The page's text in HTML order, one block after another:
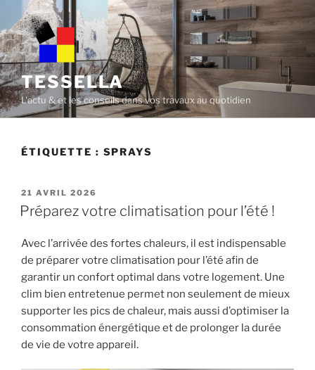
content
TESSELLA
L'actu & et les conseils dans vos travaux au quotidien
ÉTIQUETTE : SPRAYS
POSTED
ON
21 AVRIL 2026
Préparez votre climatisation pour l’été !
Avec l’arrivée des fortes chaleurs, il est indispensable
de préparer votre climatisation pour l’été afin de
garantir un confort optimal dans votre logement. Une
clim bien entretenue permet non seulement de mieux
supporter les pics de chaleur, mais aussi d’optimiser la
consommation énergétique et de prolonger la durée
de vie de votre appareil.